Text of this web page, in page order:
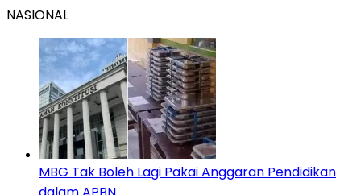
NASIONAL
MBG Tak Boleh Lagi Pakai Anggaran Pendidikan